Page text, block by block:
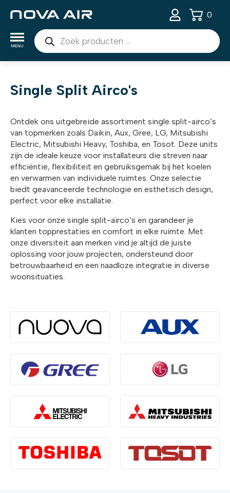
Producten
zoeken
0
Single Split Airco's
Ontdek ons uitgebreide assortiment single split-airco’s
van topmerken zoals Daikin, Aux, Gree, LG, Mitsubishi
Electric, Mitsubishi Heavy, Toshiba, en Tosot. Deze units
zijn de ideale keuze voor installateurs die streven naar
efficiëntie, flexibiliteit en gebruiksgemak bij het koelen
en verwarmen van individuele ruimtes. Onze selectie
biedt geavanceerde technologie en esthetisch design,
perfect voor elke installatie.
Kies voor onze single split-airco’s en garandeer je
klanten topprestaties en comfort in elke ruimte. Met
onze diversiteit aan merken vind je altijd de juiste
oplossing voor jouw projecten, ondersteund door
betrouwbaarheid en een naadloze integratie in diverse
woonsituaties.